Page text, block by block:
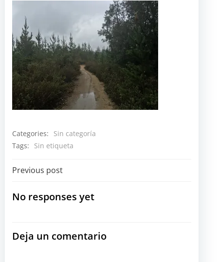
Categories:
Sin categoría
Tags:
Sin etiqueta
Navegación
por
entradas
Previous post
No responses yet
Deja un comentario